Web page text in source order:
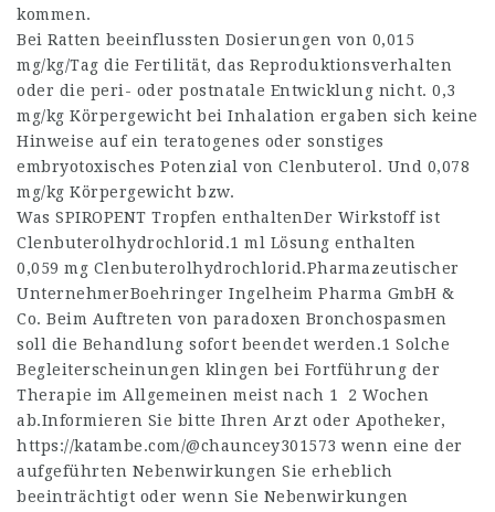
kommen.
Bei Ratten beeinflussten Dosierungen von 0,015
mg/kg/Tag die Fertilität, das Reproduktionsverhalten
oder die peri- oder postnatale Entwicklung nicht. 0,3
mg/kg Körpergewicht bei Inhalation ergaben sich keine
Hinweise auf ein teratogenes oder sonstiges
embryotoxisches Potenzial von Clenbuterol. Und 0,078
mg/kg Körpergewicht bzw.
Was SPIROPENT Tropfen enthaltenDer Wirkstoff ist
Clenbuterolhydrochlorid.1 ml Lösung enthalten
0,059 mg Clenbuterolhydrochlorid.Pharmazeutischer
UnternehmerBoehringer Ingelheim Pharma GmbH &
Co. Beim Auftreten von paradoxen Bronchospasmen
soll die Behandlung sofort beendet werden.1 Solche
Begleiterscheinungen klingen bei Fortführung der
Therapie im Allgemeinen meist nach 1 2 Wochen
ab.Informieren Sie bitte Ihren Arzt oder Apotheker,
https://katambe.com/@chauncey301573 wenn eine der
aufgeführten Nebenwirkungen Sie erheblich
beeinträchtigt oder wenn Sie Nebenwirkungen